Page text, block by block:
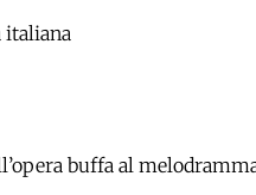
italiana
buffa al